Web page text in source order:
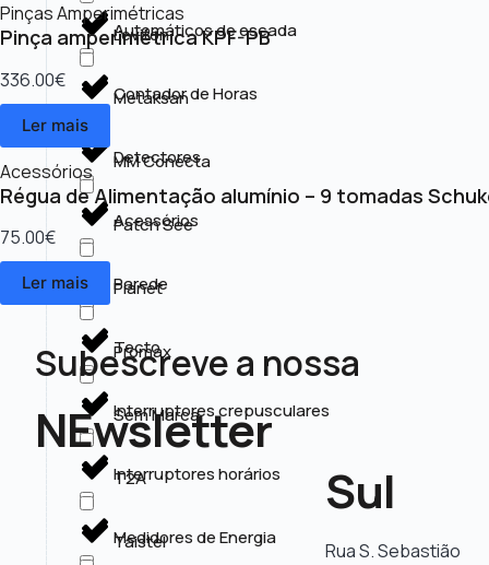
Automáticos de escada
Contador de Horas
Detectores
Acessórios
Parede
Tecto
Interruptores crepusculares
Interruptores horários
Medidores de Energia
Leviton
Metaksan
MM Conecta
Patch See
Planet
Promax
Sem Marca
T2A
Taistel
Pinças Amperimétricas
Pinça amperimétrica KPF-PB
336.00€
Ler mais
Acessórios
Régua de Alimentação alumínio – 9 tomadas
75.00€
Ler mais
Subescreve a nossa
NEwsletter
Sul
Rua S. Sebastião